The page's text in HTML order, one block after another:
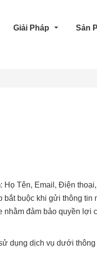
Giải Pháp Sản
Tên, Email, Điện
bắt buộc khi gửi thông tin
đảm bảo quyền lợi
dụng dịch vụ dưới